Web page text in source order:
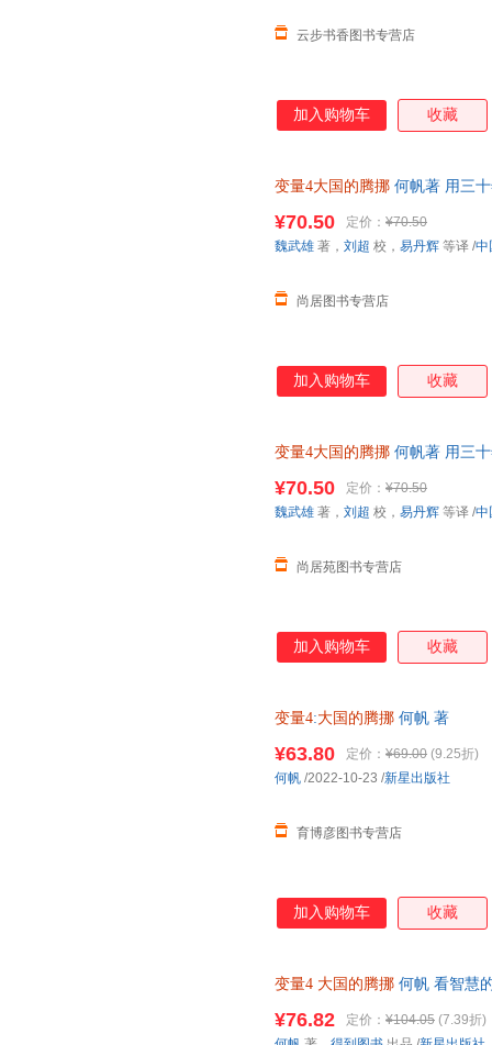
云步书香图书专营店
加入购物车 收藏
变量4大国的腾挪 何帆著 用三
¥70.50 定价： ¥70.50
尚居图书专营店
魏武雄 著， 刘超 校， 易丹辉 等译 /中
加入购物车 收藏
变量4大国的腾挪 何帆著 用三
¥70.50 定价： ¥70.50
尚居苑图书专营店
魏武雄 著， 刘超 校， 易丹辉 等译 /中
加入购物车 收藏
变量4:大国的腾挪 何帆 著
¥63.80 定价： ¥69.00 (9.25折)
育博彦图书专营店
何帆 /2022-10-23 /新星出版社
加入购物车 收藏
变量4 大国的腾挪 何帆 看智慧
¥76.82 定价： ¥104.05 (7.39折)